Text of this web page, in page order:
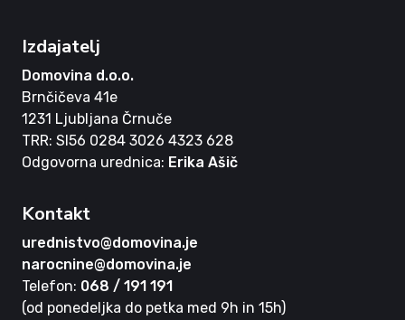
Izdajatelj
Domovina d.o.o.
Brnčičeva 41e
1231 Ljubljana Črnuče
TRR: SI56 0284 3026 4323 628
Odgovorna urednica: Erika Ašič
Kontakt
urednistvo@domovina.je
narocnine@domovina.je
Telefon: 068 / 191 191
(od ponedeljka do petka med 9h in 15h)